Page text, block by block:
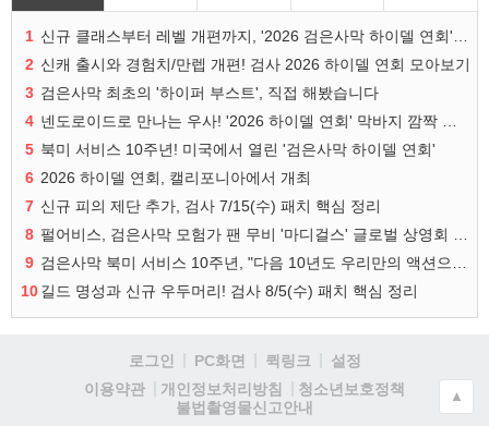
1
2 신캐 출시와 경험치/만렙 개편! 검사 2026 하이델 연회 모아보기
3 검은사막 최초의 '하이퍼 부스트', 직접 해봤습니다
4
5 북미 서비스 10주년! 미국에서 열린 '검은사막 하이델 연회'
6 2026 하이델 연회, 캘리포니아에서 개최
7 신규 피의 제단 추가, 검사 7/15(수) 패치 핵심 정리
8
9
10길드 명성과 신규 우두머리! 검사 8/5(수) 패치 핵심 정리
로그인 PC화면 퀵링크
설정
이용약관
개인정보처리방침
청소년보호정책
불법촬영물신고안내
▲